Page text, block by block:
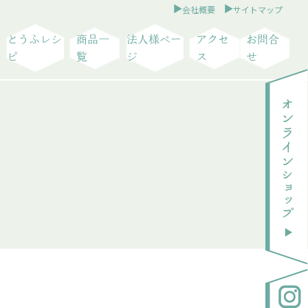
会社概要 サイトマップ
とうふレシ
ピ
商品一
覧
法人様ペー
ジ
アクセ
ス
お問合
せ